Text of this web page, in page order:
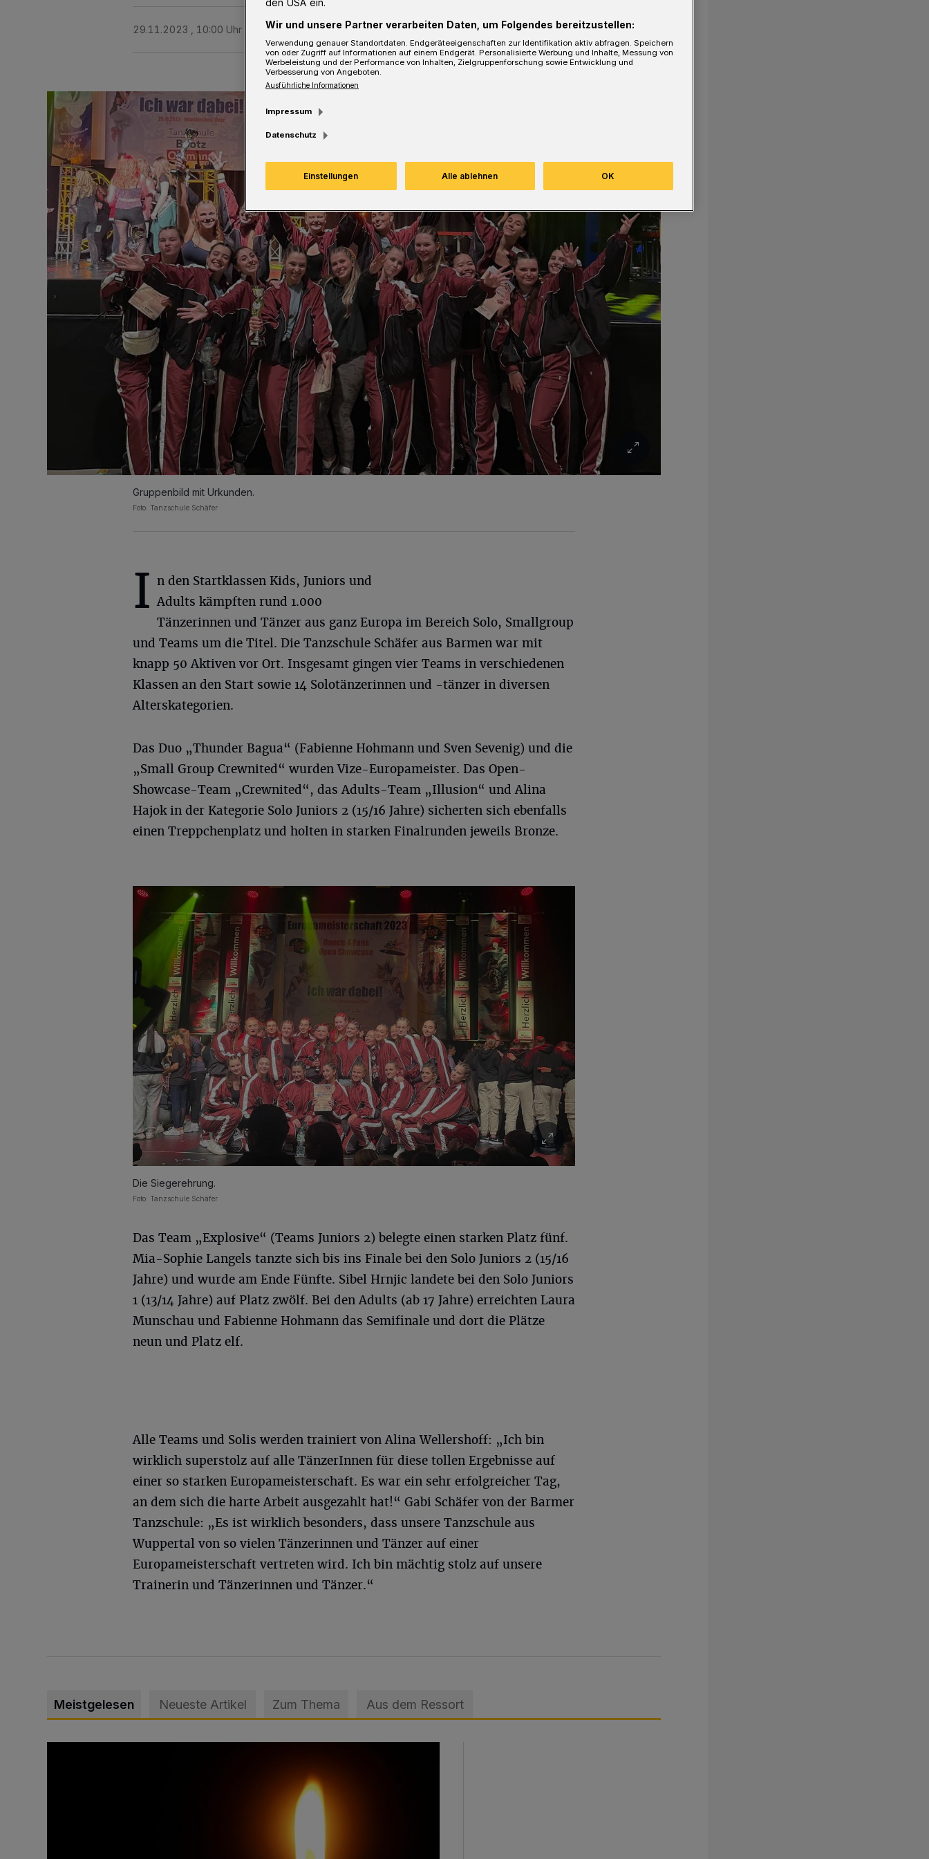
29.11.2023 , 10:00 Uhr Eine Minute Lesezeit
Gruppenbild mit Urkunden.
Foto: Tanzschule Schäfer
I n den Startklassen Kids, Juniors und
Adults kämpften rund 1.000
Tänzerinnen und Tänzer aus ganz Europa im Bereich Solo, Smallgroup
und Teams um die Titel. Die Tanzschule Schäfer aus Barmen war mit
knapp 50 Aktiven vor Ort. Insgesamt gingen vier Teams in verschiedenen
Klassen an den Start sowie 14 Solotänzerinnen und -tänzer in diversen
Alterskategorien.
Das Duo „Thunder Bagua“ (Fabienne Hohmann und Sven Sevenig) und die
„Small Group Crewnited“ wurden Vize-Europameister. Das Open-
Showcase-Team „Crewnited“, das Adults-Team „Illusion“ und Alina
Hajok in der Kategorie Solo Juniors 2 (15/16 Jahre) sicherten sich ebenfalls
einen Treppchenplatz und holten in starken Finalrunden jeweils Bronze.
Die Siegerehrung.
Foto: Tanzschule Schäfer
Das Team „Explosive“ (Teams Juniors 2) belegte einen starken Platz fünf.
Mia-Sophie Langels tanzte sich bis ins Finale bei den Solo Juniors 2 (15/16
Jahre) und wurde am Ende Fünfte. Sibel Hrnjic landete bei den Solo Juniors
1 (13/14 Jahre) auf Platz zwölf. Bei den Adults (ab 17 Jahre) erreichten Laura
Munschau und Fabienne Hohmann das Semifinale und dort die Plätze
neun und Platz elf.
Alle Teams und Solis werden trainiert von Alina Wellershoff: „Ich bin
wirklich superstolz auf alle TänzerInnen für diese tollen Ergebnisse auf
einer so starken Europameisterschaft. Es war ein sehr erfolgreicher Tag,
an dem sich die harte Arbeit ausgezahlt hat!“ Gabi Schäfer von der Barmer
Tanzschule: „Es ist wirklich besonders, dass unsere Tanzschule aus
Wuppertal von so vielen Tänzerinnen und Tänzer auf einer
Europameisterschaft vertreten wird. Ich bin mächtig stolz auf unsere
Trainerin und Tänzerinnen und Tänzer.“
Meistgelesen Neueste Artikel Zum Thema Aus dem Ressort
den USA ein.
Wir und unsere Partner verarbeiten Daten, um Folgendes bereitzustellen:
Verwendung genauer Standortdaten. Endgeräteeigenschaften zur Identifikation aktiv abfragen. Speichern
von oder Zugriff auf Informationen auf einem Endgerät. Personalisierte Werbung und Inhalte, Messung von
Werbeleistung und der Performance von Inhalten, Zielgruppenforschung sowie Entwicklung und
Verbesserung von Angeboten.
Ausführliche Informationen
Impressum
Datenschutz
Einstellungen Alle ablehnen OK